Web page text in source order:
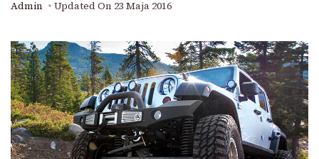
Admin Updated On 23 Maja 2016